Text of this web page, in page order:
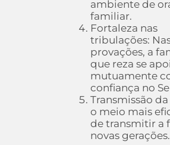
ambiente de
familiar.
Fortaleza nas
tribulações:
provações, a
que reza se
mutuamente
confiança no
Transmissão da
o meio mais
de transmitir a
novas gerações.